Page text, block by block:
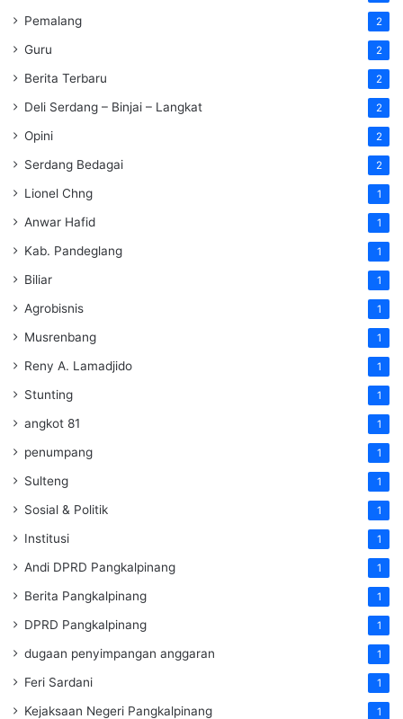
Pemalang 2
Guru 2
Berita Terbaru 2
Deli Serdang – Binjai – Langkat 2
Opini 2
Serdang Bedagai 2
Lionel Chng 1
Anwar Hafid 1
Kab. Pandeglang 1
Biliar 1
Agrobisnis 1
Musrenbang 1
Reny A. Lamadjido 1
Stunting 1
angkot 81 1
penumpang 1
Sulteng 1
Sosial & Politik 1
Institusi 1
Andi DPRD Pangkalpinang 1
Berita Pangkalpinang 1
DPRD Pangkalpinang 1
dugaan penyimpangan anggaran 1
Feri Sardani 1
Kejaksaan Negeri Pangkalpinang 1